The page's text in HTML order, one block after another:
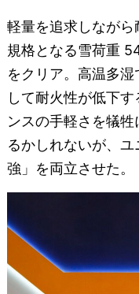
軽量を追求しなが
規格となる雪荷重
をクリア。高温多
して耐火性が低下
ンスの手軽さを犠
るかしれないが、
強」を両立させた。